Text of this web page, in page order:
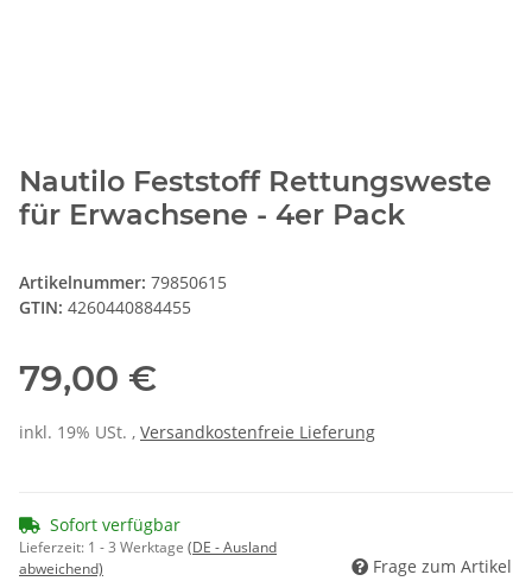
Nautilo Feststoff Rettungsweste
für Erwachsene - 4er Pack
Artikelnummer: 79850615
GTIN: 4260440884455
79,00 €
inkl. 19% USt. , Versandkostenfreie Lieferung
Sofort verfügbar
Lieferzeit: 1 - 3 Werktage (DE - Ausland
abweichend)
Frage zum Artikel